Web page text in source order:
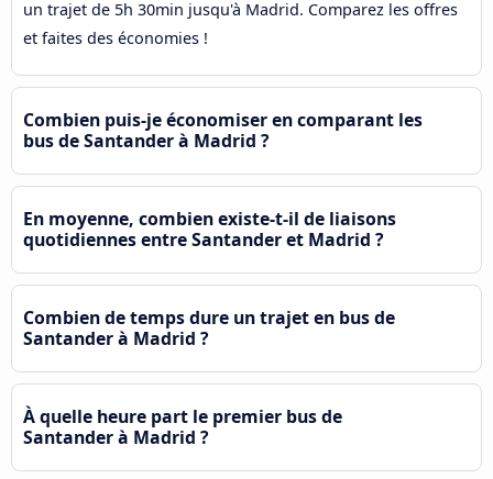
un trajet de 5h 30min jusqu'à Madrid. Comparez les offres
et faites des économies !
Combien puis-je économiser en comparant les
bus de Santander à Madrid ?
En moyenne, combien existe-t-il de liaisons
quotidiennes entre Santander et Madrid ?
Combien de temps dure un trajet en bus de
Santander à Madrid ?
À quelle heure part le premier bus de
Santander à Madrid ?